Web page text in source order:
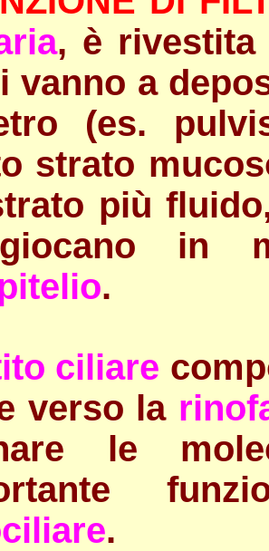
, è
vanno a
(es.
strato
più
in
.
ciliare
verso la
le
.